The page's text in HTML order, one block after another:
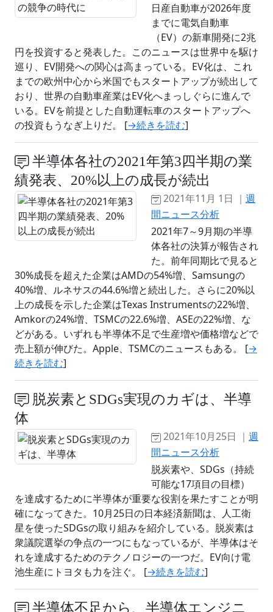
日産自動車が2026年度
までに電気自動車
（EV）の新車開発に2兆
円を投資すると発表した。このニュースは世界中を駆け
巡り、EV開発への関心は高まっている。EV化は、これ
までの欧州中心から米国でもスタートアップが続出して
おり、世界の自動車産業はEV化へまっしぐらに進んで
いる。EVを前提とした自動運転車のスタートアップへ
の投資もうなぎ上りだ。 [→続きを読む]
半導体各社の2021年第3四半期の業
績発表、20%以上の成長が続出
2021年11月 1日 ｜ 週
間ニュース分析
2021年7～9月期の半導
体各社の決算が報告され
た。前年同期比で見ると
30%成長を超えた企業はAMDの54%増、Samsungの
40%増、ルネサスの44.6%増と続出した。さらに20%以
上の成長を示した企業はTexas Instrumentsの22%増、
Amkorの24%増、TSMCの22.6%増、ASEの22%増、な
どがある。いずれも半導体不足で生産増や価格増などで
売上額が伸びた。Apple、TSMCのニュースもある。 [→
続きを読む]
脱炭素とSDGs実現のカギは、半導
体
2021年10月25日 ｜ 週
間ニュース分析
脱炭素や、SDGs（持続
可能な17項目の目標）
を達成するために半導体が重要な役割を果たすことが明
確になってきた。10月25日の日本経済新聞は、人工衛
星を使ったSDGsの取り組みを紹介している。脱炭素は
衆議院選挙の争点の一つにもなっているが、半導体はそ
れを達成するためのテクノロジーの一つだ。EV向け電
池生産にトヨタも力を注ぐ。 [→続きを読む]
半導体不足から、半導体エンジニ